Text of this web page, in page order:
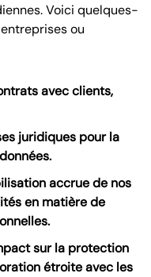
Voici quelques-
ou
avec clients,
juridiques pour la
accrue de nos
en matière de
sur la protection
étroite avec les